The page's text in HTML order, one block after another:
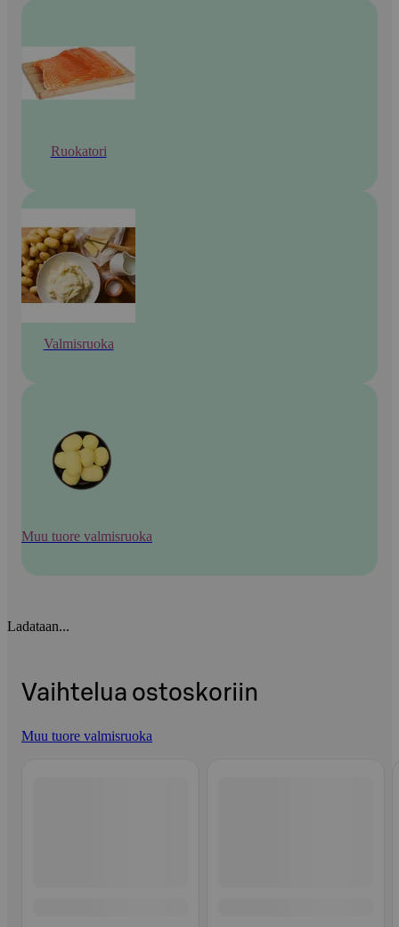
Ruokatori
Valmisruoka
Muu tuore valmisruoka
Ladataan...
Vaihtelua ostoskoriin
Muu tuore valmisruoka